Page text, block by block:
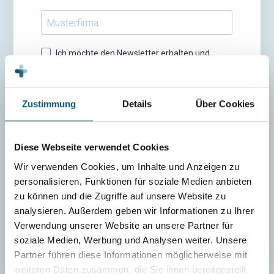
Zustimmung Details Über Cookies
Diese Webseite verwendet Cookies
Wir verwenden Cookies, um Inhalte und Anzeigen zu
personalisieren, Funktionen für soziale Medien anbieten
zu können und die Zugriffe auf unsere Website zu
analysieren. Außerdem geben wir Informationen zu Ihrer
Verwendung unserer Website an unsere Partner für
soziale Medien, Werbung und Analysen weiter. Unsere
Partner führen diese Informationen möglicherweise mit
weiteren Daten zusammen, die Sie ihnen bereitgestellt